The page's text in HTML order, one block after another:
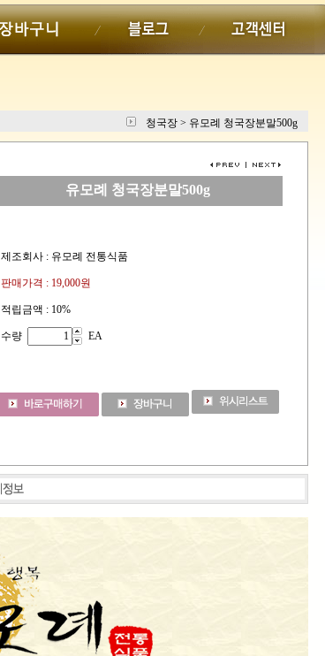
청국장 > 유모례 청국장분말500g
유모례 청국장분말500g
제조회사 : 유모례 전통식품
판매가격 : 19,000원
적립금액 : 10%
수량 EA